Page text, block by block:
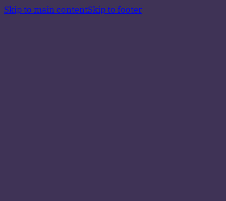
Skip to main contentSkip to footer